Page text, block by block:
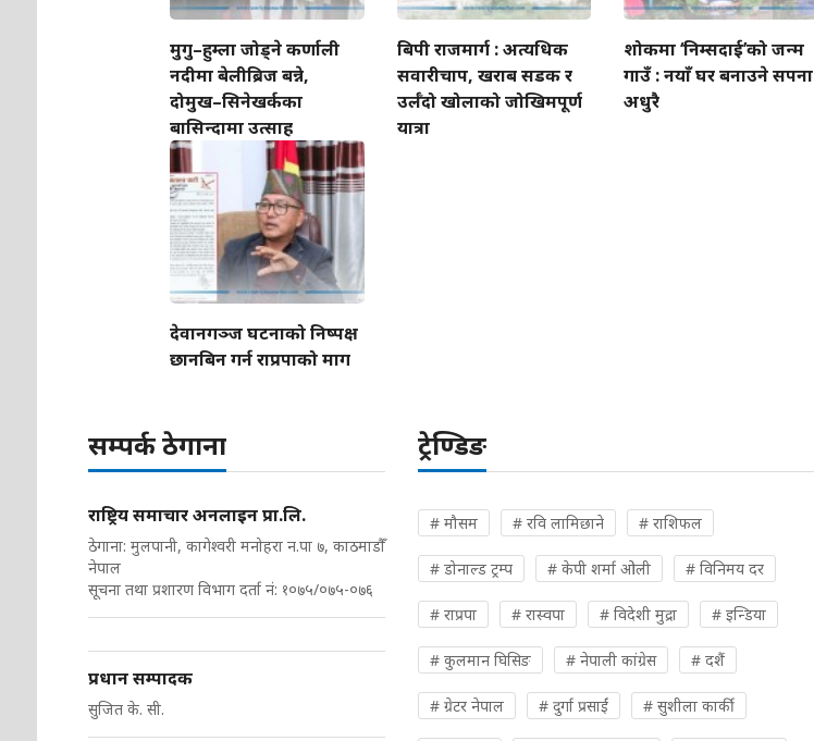
मुगु–हुम्ला जोड्ने कर्णाली
नदीमा बेलीब्रिज बन्ने,
दोमुख–सिनेखर्कका
बासिन्दामा उत्साह
बिपी राजमार्ग : अत्यधिक
सवारीचाप, खराब सडक र
उर्लँदो खोलाको जोखिमपूर्ण
यात्रा
शोकमा ‘निम्सदाई’को जन्म
गाउँ : नयाँ घर बनाउने सपना
अधुरै
देवानगञ्ज घटनाको निष्पक्ष
छानबिन गर्न राप्रपाको माग
सम्पर्क ठेगाना
राष्ट्रिय समाचार अनलाइन प्रा.लि.
ठेगाना: मुलपानी, कागेश्वरी मनोहरा न.पा ७, काठमाडौँ
नेपाल
सूचना तथा प्रशारण विभाग दर्ता नं: १०७५/०७५-०७६
प्रधान सम्पादक
सुजित के. सी.
ट्रेण्डिङ
# मौसम # रवि लामिछाने # राशिफल
# डोनाल्ड ट्रम्प # केपी शर्मा ओली # विनिमय दर
# राप्रपा # रास्वपा # विदेशी मुद्रा # इन्डिया
# कुलमान घिसिङ # नेपाली कांग्रेस # दशैं
# ग्रेटर नेपाल # दुर्गा प्रसाईं # सुशीला कार्की